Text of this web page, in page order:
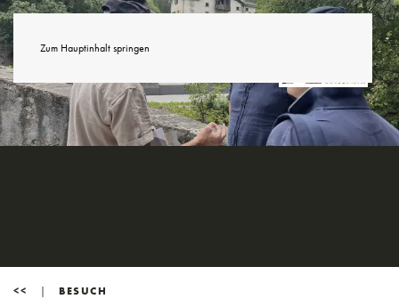
Zum Hauptinhalt springen
<< BESUCH